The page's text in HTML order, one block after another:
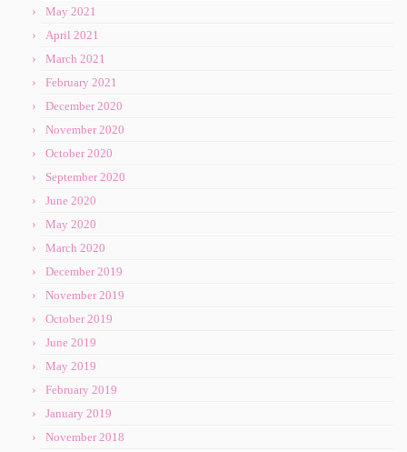
May 2021
April 2021
March 2021
February 2021
December 2020
November 2020
October 2020
September 2020
June 2020
May 2020
March 2020
December 2019
November 2019
October 2019
June 2019
May 2019
February 2019
January 2019
November 2018